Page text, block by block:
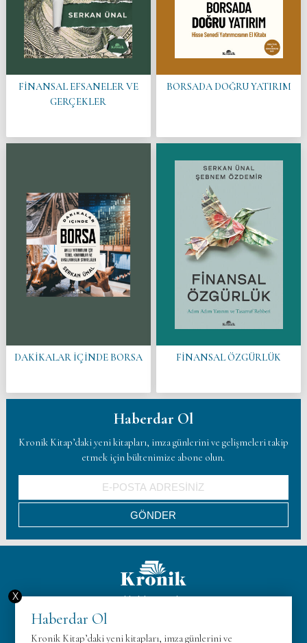
FİNANSAL EFSANELER VE
GERÇEKLER
BORSADA DOĞRU YATIRIM
DAKİKALAR İÇİNDE BORSA FİNANSAL ÖZGÜRLÜK
Haberdar Ol
Kronik Kitap’daki yeni kitapları, imza günlerini ve gelişmeleri takip
etmek için bültenimize abone olun.
Hakkımızda
Haberdar Ol
Kronik Kitap’daki yeni kitapları, imza günlerini ve
X